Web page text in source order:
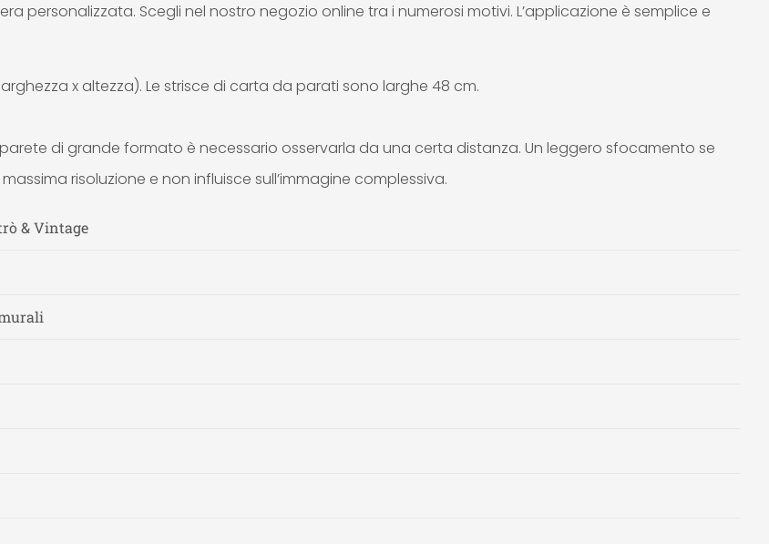
personalizzata. Scegli nel nostro negozio online tra i numerosi motivi. L’applicazione è semplice e
x altezza). Le strisce di carta da parati sono larghe 48 cm.
di grande formato è necessario osservarla da una certa distanza. Un leggero sfocamento se
risoluzione e non influisce sull’immagine complessiva.
& Vintage